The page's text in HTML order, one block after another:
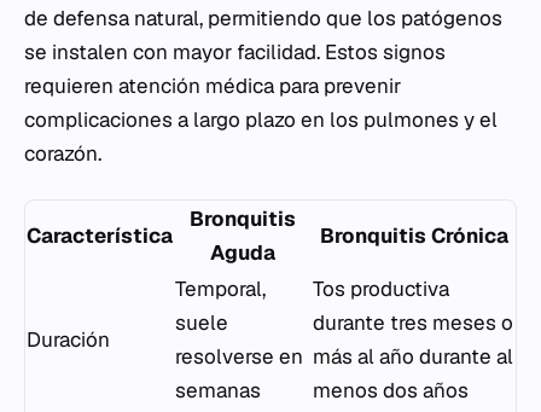
de defensa natural, permitiendo que los patógenos
se instalen con mayor facilidad. Estos signos
requieren atención médica para prevenir
complicaciones a largo plazo en los pulmones y el
corazón.
Característica
Bronquitis
Aguda
Bronquitis Crónica
Duración
Temporal,
suele
resolverse en
semanas
Tos productiva
durante tres meses o
más al año durante al
menos dos años